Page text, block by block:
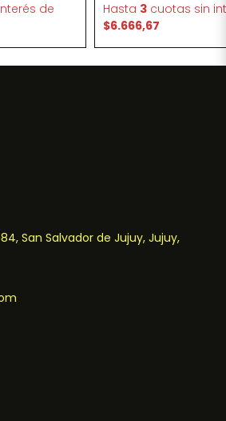
de
Hasta 3 cuotas sin
$6.666,67
San Salvador de Jujuy, Jujuy,